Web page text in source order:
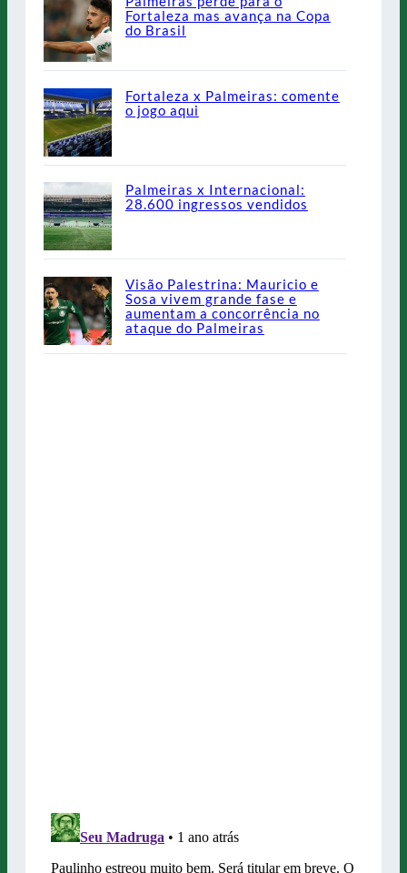
Fortaleza mas avança na Copa
do Brasil
Fortaleza x Palmeiras: comente
o jogo aqui
Palmeiras x Internacional:
28.600 ingressos vendidos
Visão Palestrina: Mauricio e
Sosa vivem grande fase e
aumentam a concorrência no
ataque do Palmeiras